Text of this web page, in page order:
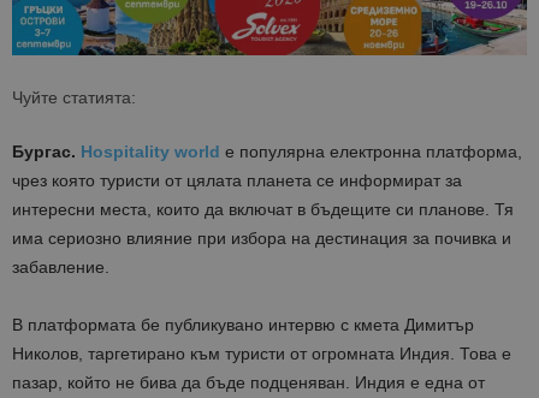
Чуйте статията:
Бургас. Hospitality world е популярна електронна платформа,
чрез която туристи от цялата планета се информират за
интересни места, които да включат в бъдещите си планове. Тя
има сериозно влияние при избора на дестинация за почивка и
забавление.
В платформата бе публикувано интервю с кмета Димитър
Николов, таргетирано към туристи от огромната Индия. Това е
пазар, който не бива да бъде подценяван. Индия е една от